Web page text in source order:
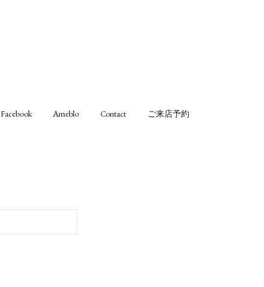
Facebook Ameblo Contact ご来店予約